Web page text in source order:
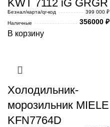
KWT 7112 iG GRGR
Безнал/карта/qr-код
399 000 ₽
Наличные
356000 ₽
В корзину
Холодильник-
морозильник MIELE
KFN7764D